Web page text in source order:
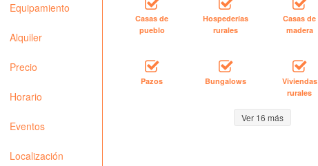
Equipamiento
Alquiler
Precio
Horario
Eventos
Localización
Casas de
pueblo
Hospederías
rurales
Casas de
madera
Pazos Bungalows
Viviendas
rurales
Ver 16 más